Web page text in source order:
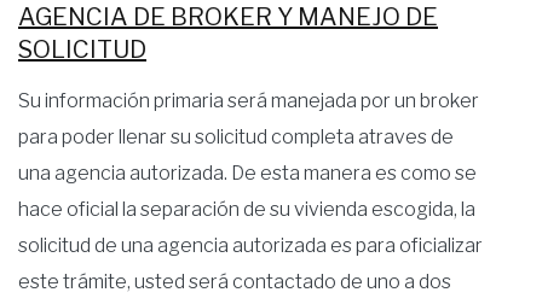
AGENCIA DE BROKER Y MANEJO DE
SOLICITUD
Su información primaria será manejada por un broker
para poder llenar su solicitud completa atraves de
una agencia autorizada. De esta manera es como se
hace oficial la separación de su vivienda escogida, la
solicitud de una agencia autorizada es para oficializar
este trámite, usted será contactado de uno a dos